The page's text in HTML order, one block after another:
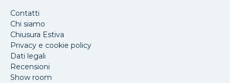
Contatti
Chi siamo
Chiusura Estiva
Privacy e cookie policy
Dati legali
Recensioni
Show room